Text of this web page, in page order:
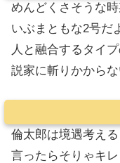
めんどくさそうな
いぶまともな2号だ
人と融合するタイ
説家に斬りかから
倫太郎は境遇考え
言ったらそりゃキ